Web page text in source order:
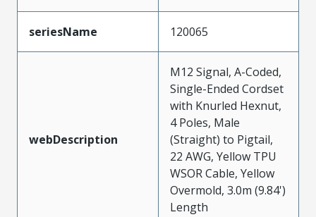
seriesName 120065
webDescription
M12 Signal, A-Coded,
Single-Ended Cordset
with Knurled Hexnut,
4 Poles, Male
(Straight) to Pigtail,
22 AWG, Yellow TPU
WSOR Cable, Yellow
Overmold, 3.0m (9.84')
Length